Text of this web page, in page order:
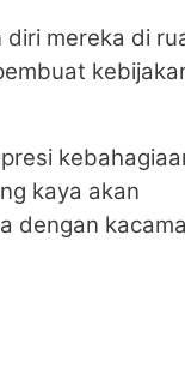
mereka di
kaya akan
dengan